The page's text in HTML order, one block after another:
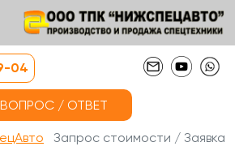
04
ВОПРОС / ОТВЕТ
Запрос стоимости / Заявка